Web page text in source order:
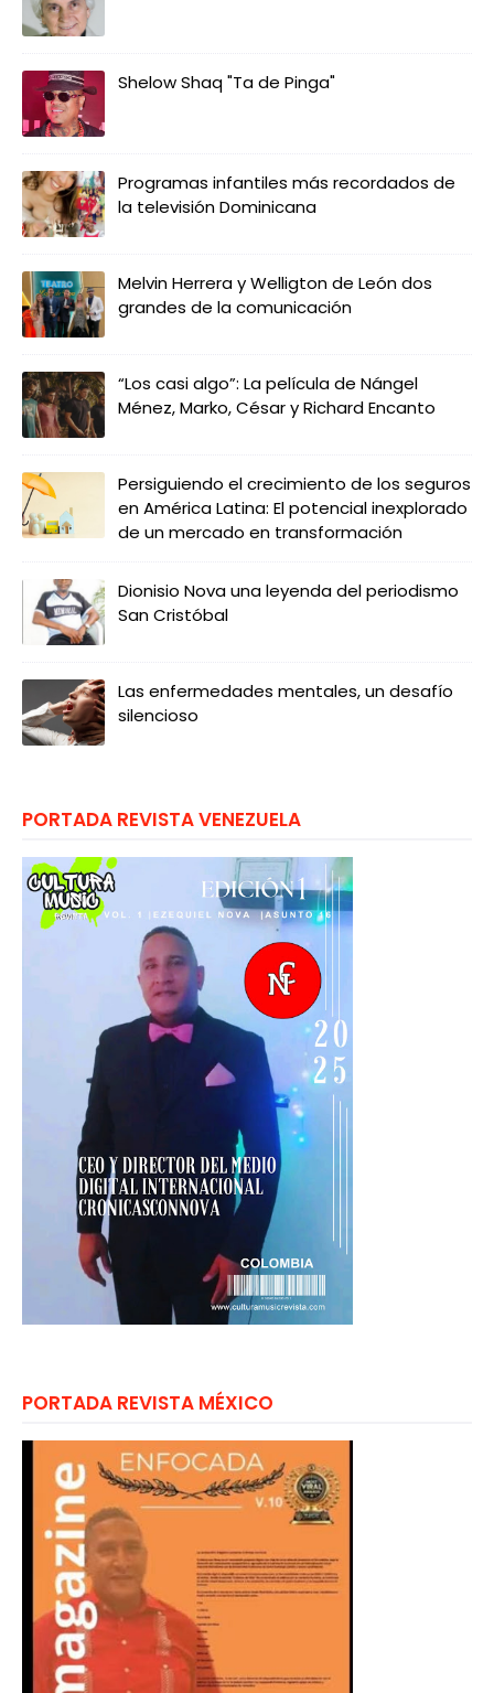
Shelow Shaq "Ta de Pinga"
Programas infantiles más recordados de
la televisión Dominicana
Melvin Herrera y Welligton de León dos
grandes de la comunicación
“Los casi algo”: La película de Nángel
Ménez, Marko, César y Richard Encanto
Persiguiendo el crecimiento de los seguros
en América Latina: El potencial inexplorado
de un mercado en transformación
Dionisio Nova una leyenda del periodismo
San Cristóbal
Las enfermedades mentales, un desafío
silencioso
PORTADA REVISTA VENEZUELA
PORTADA REVISTA MÉXICO